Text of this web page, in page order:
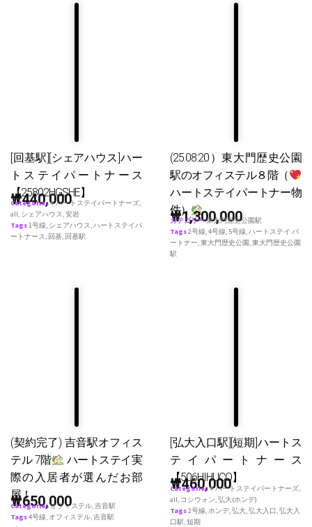
[回基駅][シェアハウス]ハー
トステイパートナース
【25802HGSHE】
₩440,000
Categories♥ ハートステイパートナーズ,
all, シェアハウス,安岩
Tags1号線, シェアハウス,ハートステイパ
ートナース, 回基, 回基駅
(25.08.20）東大門歴史公園
駅のオフィステル８階（
ハートステイパートナー物
件）
₩1,300,000
カテゴリー東大門歴史公園駅
Tags2号線,4号線, 5号線,ハートステイ パ
ートナー,東大門歴史公園 ,東大門歴史公園
駅
(契約完了) 吉音駅オフィス
テル 7階
ハートステイ実
際の入居者が選んだお部
屋！
₩650,000
Categoriesオフィステル,吉音駅
Tags4号線, オフィステル,吉音駅
[弘大入口駅][短期]ハートス
テイパートナース
【506HIHUCO】
₩460,000
Categories♥ ハートステイパートナーズ,
all, コシウォン,弘大(ホンデ)
Tags2号線,ホンデ,弘大,弘大入口,弘大入
口駅,短期